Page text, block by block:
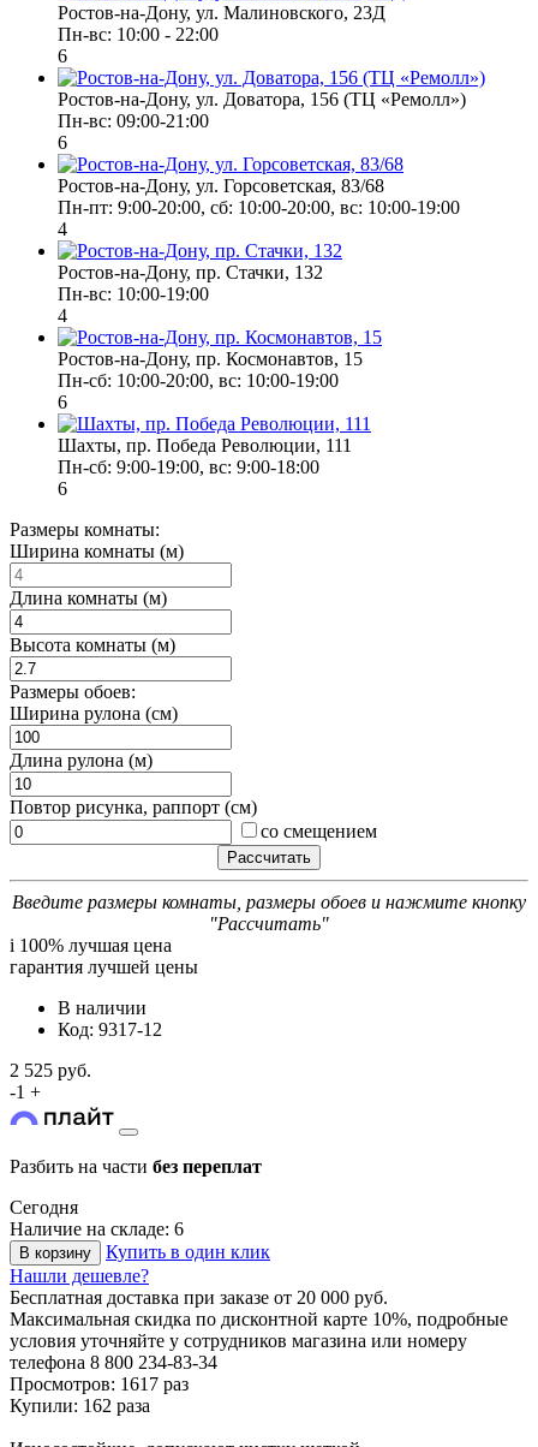
Ростов-на-Дону, ул. Малиновского, 23Д
Пн-вс: 10:00 - 22:00
6
Ростов-на-Дону, ул. Доватора, 156 (ТЦ «Ремолл»)
Пн-вс: 09:00-21:00
6
Ростов-на-Дону, ул. Горсоветская, 83/68
Пн-пт: 9:00-20:00, сб: 10:00-20:00, вс: 10:00-19:00
4
Ростов-на-Дону, пр. Стачки, 132
Пн-вс: 10:00-19:00
4
Ростов-на-Дону, пр. Космонавтов, 15
Пн-сб: 10:00-20:00, вс: 10:00-19:00
6
Шахты, пр. Победа Революции, 111
Пн-сб: 9:00-19:00, вс: 9:00-18:00
6
Размеры комнаты:
Ширина комнаты (м)
Длина комнаты (м)
Высота комнаты (м)
Размеры обоев:
Ширина рулона (см)
Длина рулона (м)
Повтор рисунка, раппорт (см)
со смещением
Введите размеры комнаты, размеры обоев и нажмите кнопку
"Рассчитать"
i 100% лучшая цена
гарантия лучшей цены
В наличии
Код: 9317-12
2 525 руб.
-1 +
Разбить на части без переплат
Сегодня
Наличие на складе: 6
В корзину
Купить в один клик
Нашли дешевле?
Бесплатная доставка при заказе от 20 000 руб.
Максимальная скидка по дисконтной карте 10%, подробные
условия уточняйте у сотрудников магазина или номеру
телефона 8 800 234-83-34
Просмотров: 1617 раз
Купили: 162 раза